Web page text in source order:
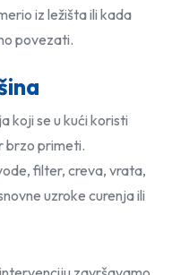
iz ležišta ili kada
povezati.
koji se u kući koristi
brzo primeti.
filter, creva, vrata,
uzroke curenja ili